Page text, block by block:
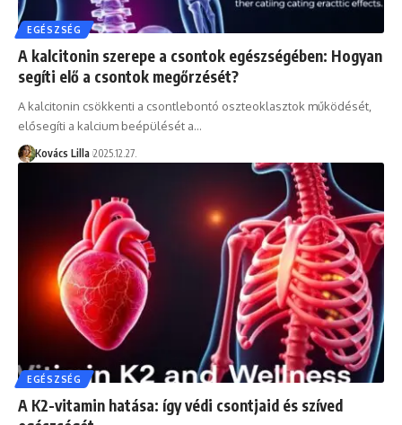
EGÉSZSÉG
A kalcitonin szerepe a csontok egészségében: Hogyan
segíti elő a csontok megőrzését?
A kalcitonin csökkenti a csontlebontó oszteoklasztok működését,
elősegíti a kalcium beépülését a…
Kovács Lilla 2025.12.27.
EGÉSZSÉG
A K2-vitamin hatása: így védi csontjaid és szíved